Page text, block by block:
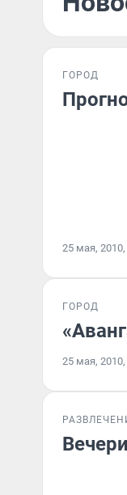
ГОРОД
25 мая, 2010,
ГОРОД
25 мая, 2010,